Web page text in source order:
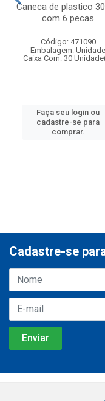
Caneca de plastico
com 6 pecas
Código: 471090
Embalagem: Unidade
Caixa Com: 30
Faça seu login ou
cadastre-se para
comprar.
Cadastre-se